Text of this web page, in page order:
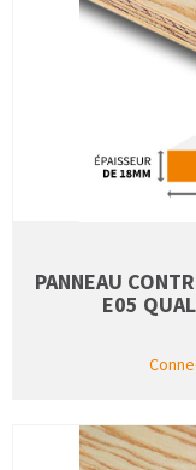
PANNEAU
E05